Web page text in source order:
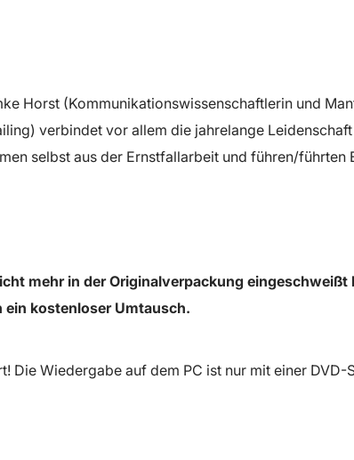
Horst (Kommunikationswissenschaftlerin und
verbindet vor allem die jahrelange
selbst aus der Ernstfallarbeit und führen/führten
mehr in der Originalverpackung eingeschweißt
kostenloser Umtausch.
Die Wiedergabe auf dem PC ist nur mit einer